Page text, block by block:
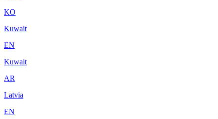
KO
Kuwait
EN
Kuwait
AR
Latvia
EN